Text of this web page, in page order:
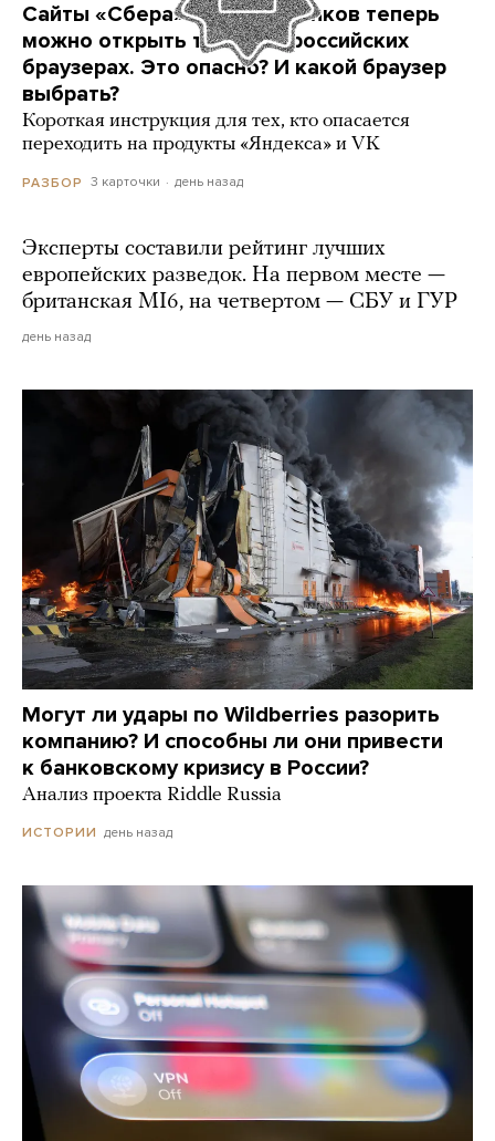
Сайты «Сбера» и других банков теперь
можно открыть только в российских
браузерах. Это опасно? И какой браузер
выбрать?
Короткая инструкция для тех, кто опасается
переходить на продукты «Яндекса» и VK
РАЗБОР 3 карточки день назад
Эксперты составили рейтинг лучших
европейских разведок. На первом месте —
британская MI6, на четвертом — СБУ и ГУР
день назад
Могут ли удары по Wildberries разорить
компанию? И способны ли они привести
к банковскому кризису в России?
Анализ проекта Riddle Russia
ИСТОРИИ день назад